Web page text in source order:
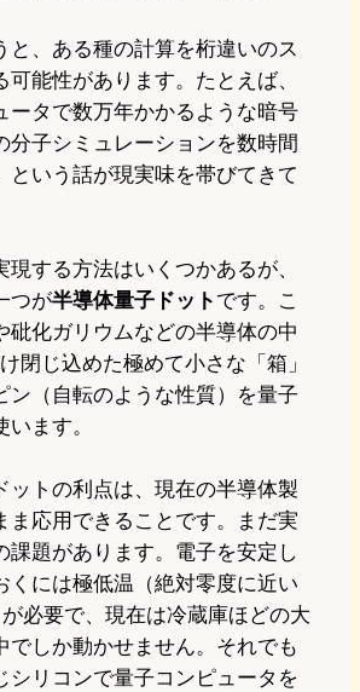
と、ある種の計算を桁違いのス
可能性があります。たとえば、
ータで数万年かかるような暗号
分子シミュレーションを数時間
という話が現実味を帯びてきて
する方法はいくつかあるが、
つが半導体量子ドット です。こ
砒化ガリウムなどの半導体の中
閉じ込めた極めて小さな「箱」
ン（自転のような性質）を量子
ます。
ットの利点は、現在の半導体製
ま応用できることです。まだ実
課題があります。電子を安定し
くには極低温（絶対零度に近い
必要で、現在は冷蔵庫ほどの大
でしか動かせません。それでも
シリコンで量子コンピュータを